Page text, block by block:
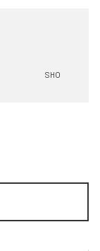
SHO